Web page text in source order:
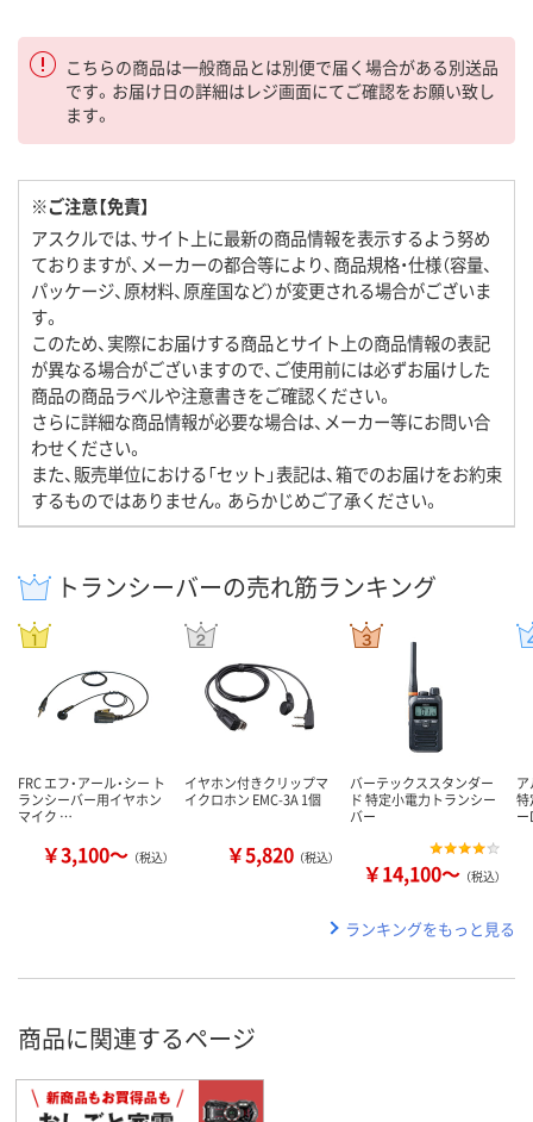
こちらの商品は一般商品とは別便で届く場合がある別送品
です。お届け日の詳細はレジ画面にてご確認をお願い致し
ます。
※ご注意【免責】
アスクルでは、サイト上に最新の商品情報を表示するよう努め
ておりますが、メーカーの都合等により、商品規格・仕様（容量、
パッケージ、原材料、原産国など）が変更される場合がございま
す。
このため、実際にお届けする商品とサイト上の商品情報の表記
が異なる場合がございますので、ご使用前には必ずお届けした
商品の商品ラベルや注意書きをご確認ください。
さらに詳細な商品情報が必要な場合は、メーカー等にお問い合
わせください。
また、販売単位における「セット」表記は、箱でのお届けをお約束
するものではありません。あらかじめご了承ください。
トランシーバーの売れ筋ランキング
FRC エフ・アール・シー ト
ランシーバー用イヤホン
マイク …
￥3,100～ （税込）
イヤホン付きクリップマ
イクロホン EMC-3A 1個
￥5,820 （税込）
バーテックススタンダー
ド 特定小電力トランシー
バー
￥14,100～ （税込）
特
ランキングをもっと見る
商品に関連するページ